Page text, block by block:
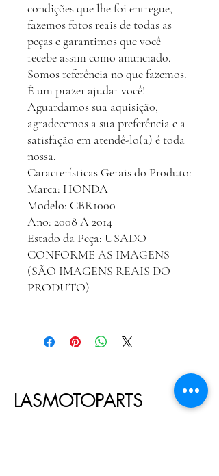
condições que lhe foi entregue,
fazemos fotos reais de todas as
peças e garantimos que você
recebe assim como anunciado.
Somos referência no que fazemos.
É um prazer ajudar você!
Aguardamos sua aquisição,
agradecemos a sua preferência e a
satisfação em atendê-lo(a) é toda
nossa.
Características Gerais do Produto:
Marca: HONDA
Modelo: CBR1000
Ano: 2008 A 2014
Estado da Peça: USADO
CONFORME AS IMAGENS
(SÃO IMAGENS REAIS DO
PRODUTO)
LASMOTOPARTS